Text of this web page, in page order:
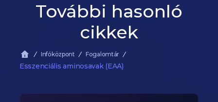
További hasonló
cikkek
Infóközpont Fogalomtár
Esszenciális aminosavak (EAA)